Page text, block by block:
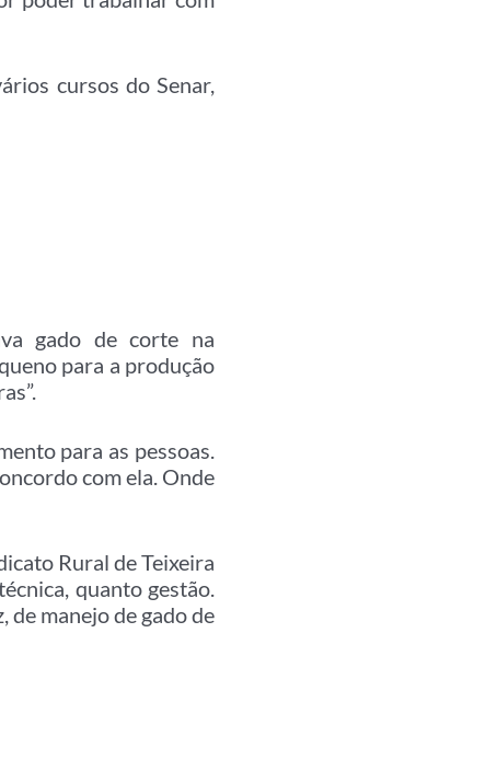
cursos do Senar,
gado de corte na
para a produção
para as pessoas.
com ela. Onde
Rural de Teixeira
quanto gestão.
de manejo de gado de